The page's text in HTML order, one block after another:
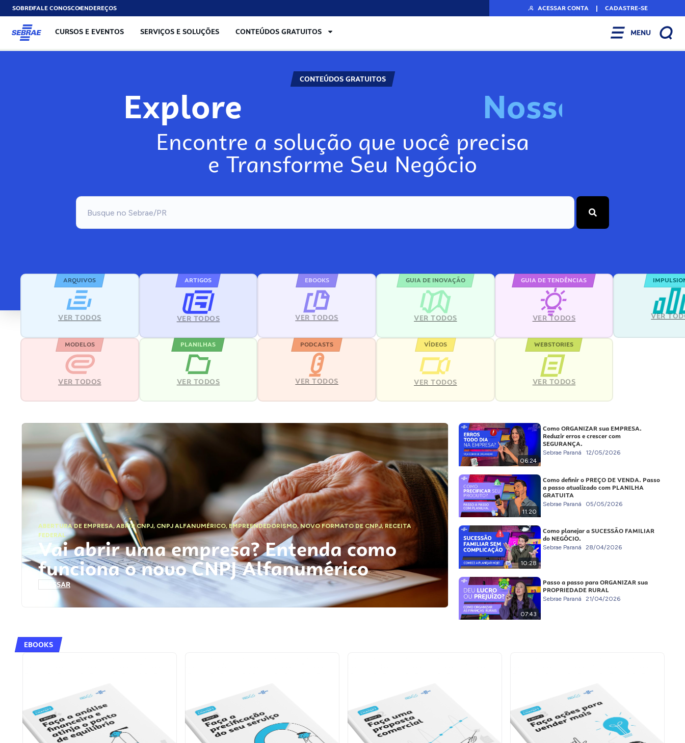
SOBREFALE CONOSCOENDEREÇOS ACESSAR CONTA | CADASTRE-SE
CURSOS E EVENTOS SERVIÇOS E SOLUÇÕES CONTEÚDOS GRATUITOS MENU
CONTEÚDOS GRATUITOS
Explore Nos
Encontre a solução que você precisa
e Transforme Seu Negócio
ARQUIVOS
VER TODOS
ARTIGOS
VER TODOS
EBOOKS
VER TODOS
GUIA DE INOVAÇÃO
VER TODOS
GUIA DE TENDÊNCIAS
VER TODOS VER
MODELOS
VER TODOS
PLANILHAS
VER TODOS
PODCASTS
VER TODOS
VÍDEOS
VER TODOS
WEBSTORIES
VER TODOS
ABERTURA DE EMPRESA,ABRIR CNPJ, CNPJ ALFANUMÉRICO, EMPREENDEDORISMO,NOVO FORMATO DE CNPJ,RECEITA
FEDERAL
Vai abrir uma empresa? Entenda como
funciona o novo CNPJ Alfanumérico
ACESSAR
06:24
Como ORGANIZAR sua EMPRESA.
Reduzir erros e crescer com
SEGURANÇA.
Sebrae Paraná 12/05/2026
11:20
Como definir o PREÇO DE VENDA. Passo
a passo atualizado com PLANILHA
GRATUITA
Sebrae Paraná 05/05/2026
10:28
Como planejar a SUCESSÃO FAMILIAR
do NEGÓCIO.
Sebrae Paraná 28/04/2026
07:43
Passo a passo para ORGANIZAR sua
PROPRIEDADE RURAL
Sebrae Paraná 21/04/2026
EBOOKS